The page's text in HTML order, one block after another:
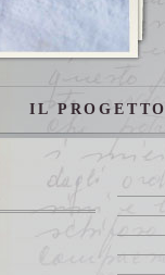
IL PROGETTO